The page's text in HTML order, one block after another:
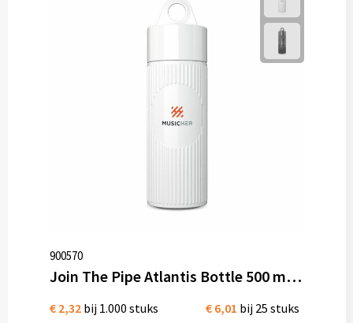
Fullcolour mokken bedrukken
Krijtmokken
900570
Join The Pipe Atlantis Bottle 500 ml waterfles Bio Kunststof
€ 2,32 bij 1.000 stuks € 6,01 bij 25 stuks